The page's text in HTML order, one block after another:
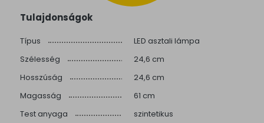
Tulajdonságok
Típus
LED asztali lámpa
Szélesség
24,6 cm
Hosszúság
24,6 cm
Magasság
61 cm
Test anyaga
szintetikus